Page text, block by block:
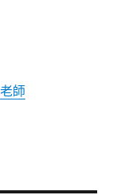
師